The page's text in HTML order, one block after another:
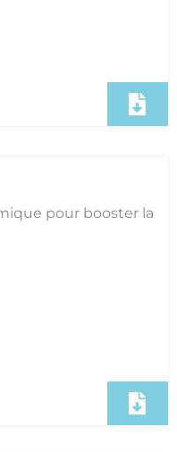
pour booster la